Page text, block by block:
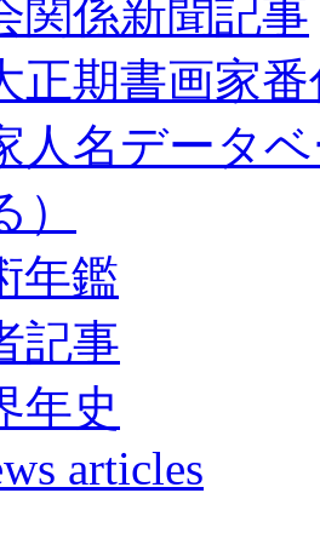
関係新聞記事
正期書画家
人名データ
年鑑
記事
年史
articles